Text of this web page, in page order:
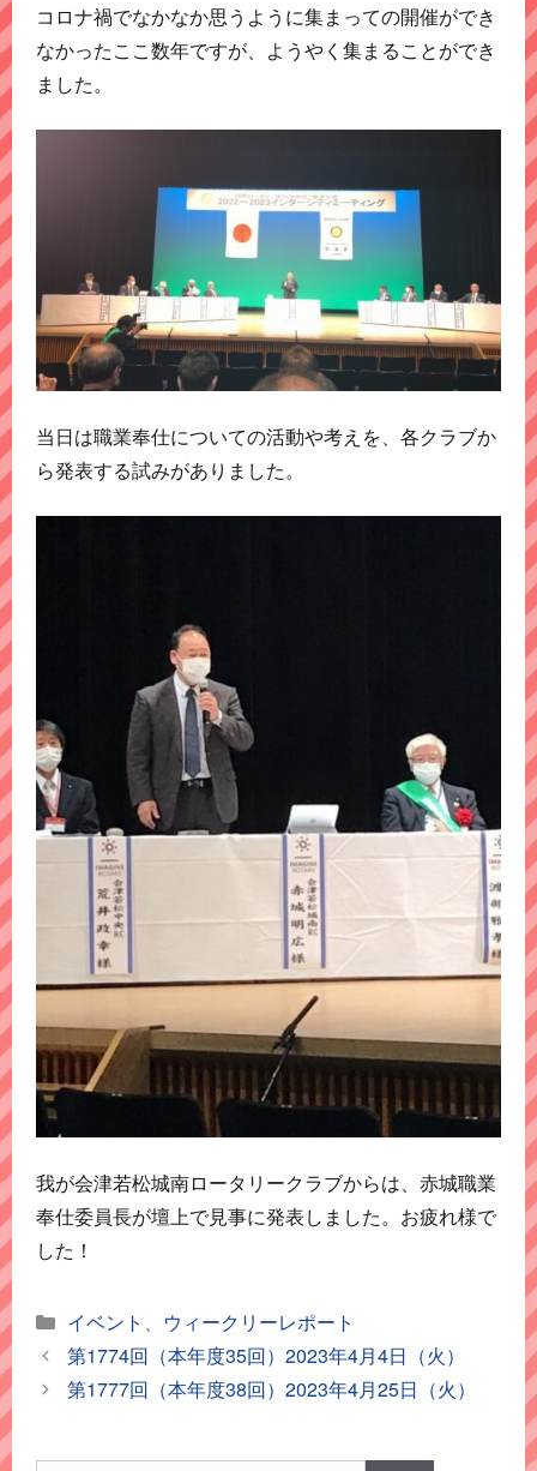
コロナ禍でなかなか思うように集まっての開催ができ
なかったここ数年ですが、ようやく集まることができ
ました。
当日は職業奉仕についての活動や考えを、各クラブか
ら発表する試みがありました。
我が会津若松城南ロータリークラブからは、赤城職業
奉仕委員長が壇上で見事に発表しました。お疲れ様で
した！
カ
テ
ゴ
リ
イベント 、
ウィークリーレポート
第1774回（本年度35回）2023年4月4日（火）
第1777回（本年度38回）2023年4月25日（火）